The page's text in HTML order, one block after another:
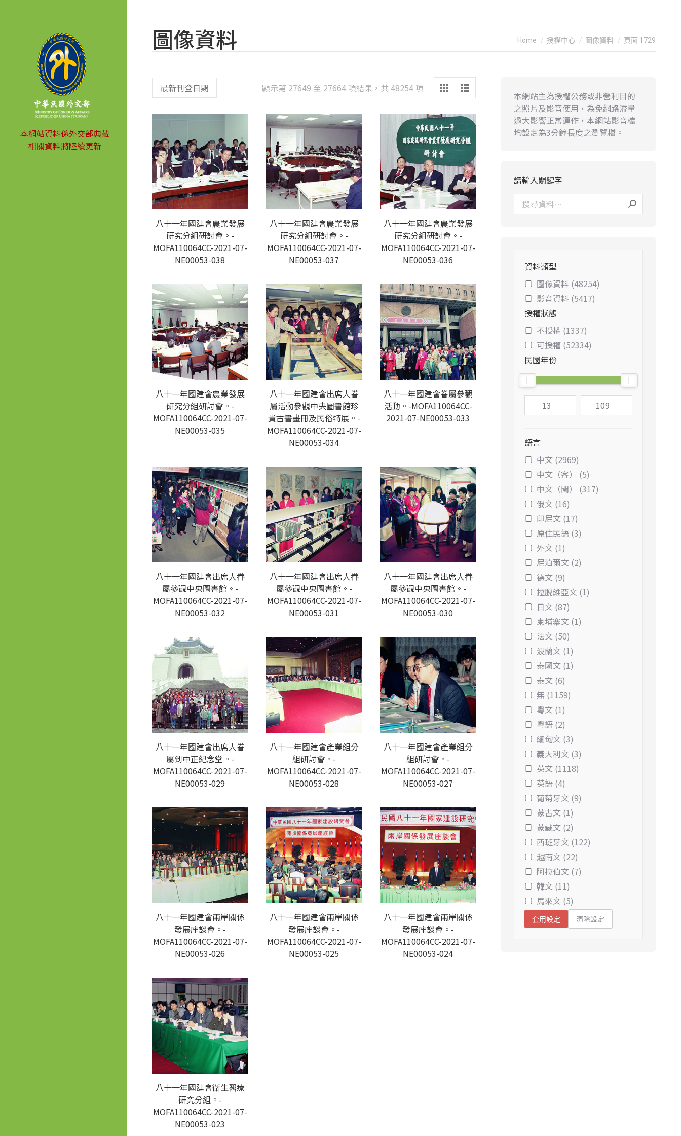
本網站資料係外交部典藏
相關資料將陸續更新
圖像資料 You are here:
Home 授權中心 圖像資料 頁面 1729
顯示第 27649 至 27664 項結果，共 48254 項 Sorted
latest
八十一年國建會農業發展
研究分組研討會。-
MOFA110064CC-2021-07-
NE00053-038
八十一年國建會農業發展
研究分組研討會。-
MOFA110064CC-2021-07-
NE00053-037
八十一年國建會農業發展
研究分組研討會。-
MOFA110064CC-2021-07-
NE00053-036
八十一年國建會農業發展
研究分組研討會。-
MOFA110064CC-2021-07-
NE00053-035
八十一年國建會出席人眷
屬活動參觀中央圖書館珍
貴古書畫冊及民俗特展。-
MOFA110064CC-2021-07-
NE00053-034
八十一年國建會眷屬參觀
活動。-MOFA110064CC-
2021-07-NE00053-033
八十一年國建會出席人眷
屬參觀中央圖書館。-
MOFA110064CC-2021-07-
NE00053-032
八十一年國建會出席人眷
屬參觀中央圖書館。-
MOFA110064CC-2021-07-
NE00053-031
八十一年國建會出席人眷
屬參觀中央圖書館。-
MOFA110064CC-2021-07-
NE00053-030
八十一年國建會出席人眷
屬到中正紀念堂。-
MOFA110064CC-2021-07-
NE00053-029
八十一年國建會產業組分
組研討會。-
MOFA110064CC-2021-07-
NE00053-028
八十一年國建會產業組分
組研討會。-
MOFA110064CC-2021-07-
NE00053-027
八十一年國建會兩岸關係
發展座談會。-
MOFA110064CC-2021-07-
NE00053-026
八十一年國建會兩岸關係
發展座談會。-
MOFA110064CC-2021-07-
NE00053-025
八十一年國建會兩岸關係
發展座談會。-
MOFA110064CC-2021-07-
NE00053-024
八十一年國建會衛生醫療
研究分組。-
MOFA110064CC-2021-07-
NE00053-023
本網站主為授權公務或非營利目的
之照片及影音使用，為免網路流量
過大影響正常運作，本網站影音檔
均設定為3分鐘長度之瀏覽檔。
請輸入關鍵字
資料類型
圖像資料 (48254)
影音資料 (5417)
授權狀態
不授權 (1337)
可授權 (52334)
民國年份
語言
中文 (2969)
中文（客） (5)
中文（閩） (317)
俄文 (16)
印尼文 (17)
原住民語 (3)
外文 (1)
尼泊爾文 (2)
德文 (9)
拉脫維亞文 (1)
日文 (87)
柬埔寨文 (1)
法文 (50)
波蘭文 (1)
泰國文 (1)
泰文 (6)
無 (1159)
粵文 (1)
粵語 (2)
緬甸文 (3)
義大利文 (3)
英文 (1118)
英語 (4)
葡萄牙文 (9)
蒙古文 (1)
蒙藏文 (2)
西班牙文 (122)
越南文 (22)
阿拉伯文 (7)
韓文 (11)
馬來文 (5)
套用設定 清除設定